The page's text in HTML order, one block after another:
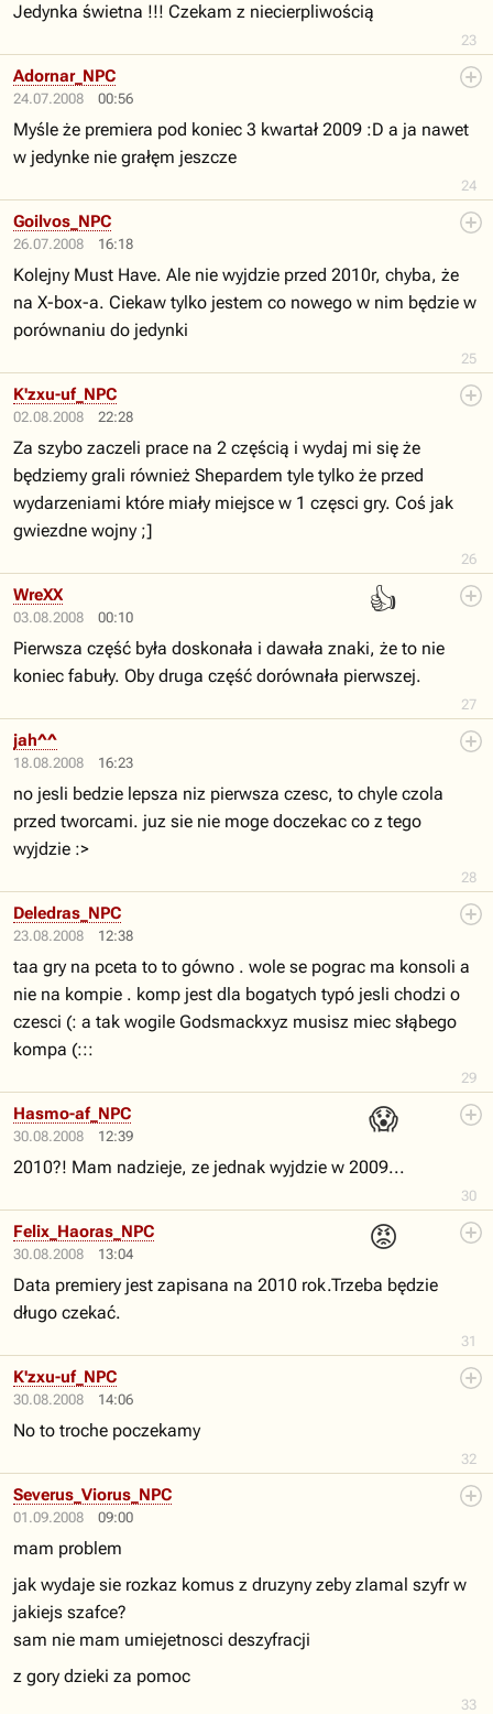
23
Jedynka świetna !!! Czekam z niecierpliwością
24.07.2008 00:56
24
Adornar_NPC
Myśle że premiera pod koniec 3 kwartał 2009 :D a ja nawet
w jedynke nie grałęm jeszcze
26.07.2008 16:18
25
Goilvos_NPC
Kolejny Must Have. Ale nie wyjdzie przed 2010r, chyba, że
na X-box-a. Ciekaw tylko jestem co nowego w nim będzie w
porównaniu do jedynki
02.08.2008 22:28
26
K'zxu-uf_NPC
Za szybo zaczeli prace na 2 częścią i wydaj mi się że
będziemy grali również Shepardem tyle tylko że przed
wydarzeniami które miały miejsce w 1 częsci gry. Coś jak
gwiezdne wojny ;]
03.08.2008 00:10
👍
27
WreXX
Pierwsza część była doskonała i dawała znaki, że to nie
koniec fabuły. Oby druga część dorównała pierwszej.
18.08.2008 16:23
28
jah^^
no jesli bedzie lepsza niz pierwsza czesc, to chyle czola
przed tworcami. juz sie nie moge doczekac co z tego
wyjdzie :>
23.08.2008 12:38
29
Deledras_NPC
taa gry na pceta to to gówno . wole se pograc ma konsoli a
nie na kompie . komp jest dla bogatych typó jesli chodzi o
czesci (: a tak wogile Godsmackxyz musisz miec słąbego
kompa (:::
30.08.2008 12:39
😱
30
Hasmo-af_NPC
2010?! Mam nadzieje, ze jednak wyjdzie w 2009...
30.08.2008 13:04
😡
31
Felix_Haoras_NPC
Data premiery jest zapisana na 2010 rok.Trzeba będzie
długo czekać.
30.08.2008 14:06
32
K'zxu-uf_NPC
No to troche poczekamy
01.09.2008 09:00
33
Severus_Viorus_NPC
mam problem
jak wydaje sie rozkaz komus z druzyny zeby zlamal szyfr w
jakiejs szafce?
sam nie mam umiejetnosci deszyfracji
z gory dzieki za pomoc